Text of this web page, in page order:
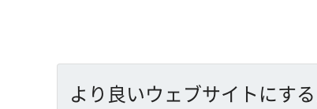
より良いウェブサイトにす